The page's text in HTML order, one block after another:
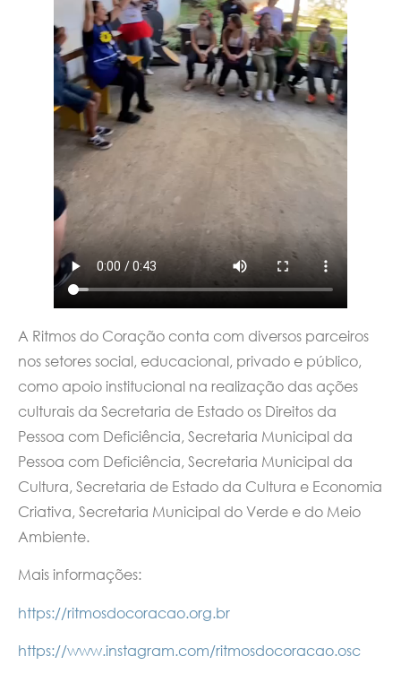
A Ritmos do Coração conta com diversos parceiros
nos setores social, educacional, privado e público,
como apoio institucional na realização das ações
culturais da Secretaria de Estado os Direitos da
Pessoa com Deficiência, Secretaria Municipal da
Pessoa com Deficiência, Secretaria Municipal da
Cultura, Secretaria de Estado da Cultura e Economia
Criativa, Secretaria Municipal do Verde e do Meio
Ambiente.
Mais informações:
https://ritmosdocoracao.org.br
https://www.instagram.com/ritmosdocoracao.osc